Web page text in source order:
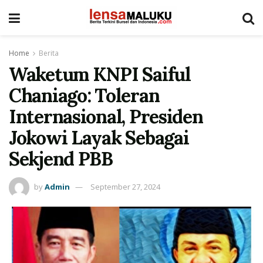
Home Berita
Waketum KNPI Saiful
Chaniago: Toleran
Internasional, Presiden
Jokowi Layak Sebagai
Sekjend PBB
byAdmin September 27, 2024